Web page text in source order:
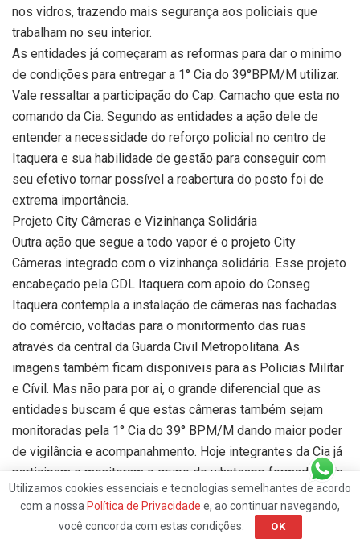
nos vidros, trazendo mais segurança aos policiais que
trabalham no seu interior.
As entidades já começaram as reformas para dar o minimo
de condições para entregar a 1° Cia do 39°BPM/M utilizar.
Vale ressaltar a participação do Cap. Camacho que esta no
comando da Cia. Segundo as entidades a ação dele de
entender a necessidade do reforço policial no centro de
Itaquera e sua habilidade de gestão para conseguir com
seu efetivo tornar possível a reabertura do posto foi de
extrema importância.
Projeto City Câmeras e Vizinhança Solidária
Outra ação que segue a todo vapor é o projeto City
Câmeras integrado com o vizinhança solidária. Esse projeto
encabeçado pela CDL Itaquera com apoio do Conseg
Itaquera contempla a instalação de câmeras nas fachadas
do comércio, voltadas para o monitormento das ruas
através da central da Guarda Civil Metropolitana. As
imagens também ficam disponiveis para as Policias Militar
e Cívil. Mas não para por ai, o grande diferencial que as
entidades buscam é que estas câmeras também sejam
monitoradas pela 1° Cia do 39° BPM/M dando maior poder
de vigilância e acompanahmento. Hoje integrantes da Cia já
participam e monitoram o grupo de whatsapp formado pela
CDL Itaquera, com integrantes do Conseg, Comerciantes e
moradores da região central do bairro.
Segundo o presidente da CDLI, este tipo de integração
Utilizamos cookies essenciais e tecnologias semelhantes de acordo
com a nossa Política de Privacidade e, ao continuar navegando,
você concorda com estas condições.
OK